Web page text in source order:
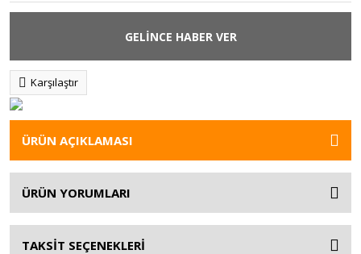
GELİNCE HABER VER
Karşılaştır
ÜRÜN AÇIKLAMASI
ÜRÜN YORUMLARI
TAKSİT SEÇENEKLERİ